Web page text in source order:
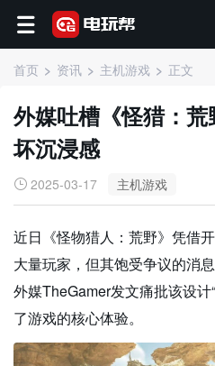
首页 资讯 主机游戏 正文
外媒吐槽《怪猎：
坏沉浸感
2025-03-17 主机游戏
近日《怪物猎人：荒野》凭借
大量玩家，但其饱受争议的消
外媒TheGamer发文痛批该设
了游戏的核心体验。